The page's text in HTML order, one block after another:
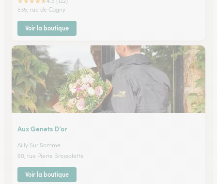
535, rue de Cagny
Voir la boutique
Aux Genets D’or
Ailly Sur Somme
60, rue Pierre Brossolette
Voir la boutique